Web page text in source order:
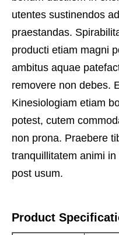
utentes sustinendos
praestandas.
producti etiam magni
ambitus aquae
removere non debes.
Kinesiologiam etiam
potest, cutem
non prona. Praebere
tranquillitatem animi
post usum.
Product